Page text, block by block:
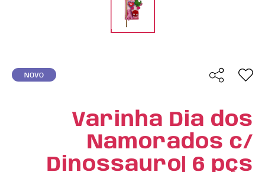
NOVO
Varinha Dia dos
Namorados c/
Dinossauro| 6 pçs